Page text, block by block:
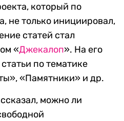
который по
не только инициировал,
статей стал
«Джекалоп». На его
по тематике
«Памятники» и др.
можно ли